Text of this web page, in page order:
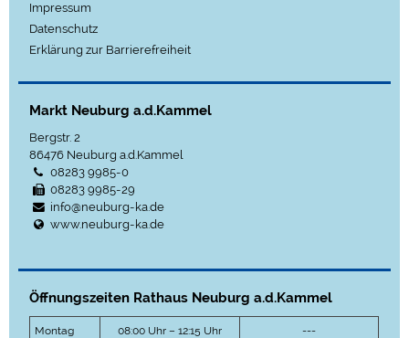
Impressum
Datenschutz
Erklärung zur Barrierefreiheit
Markt Neuburg a.d.Kammel
Bergstr. 2
86476 Neuburg a.d.Kammel
08283 9985-0
08283 9985-29
info@neuburg-ka.de
www.neuburg-ka.de
Öffnungszeiten Rathaus Neuburg a.d.Kammel
Montag 08:00 Uhr – 12:15 Uhr ---